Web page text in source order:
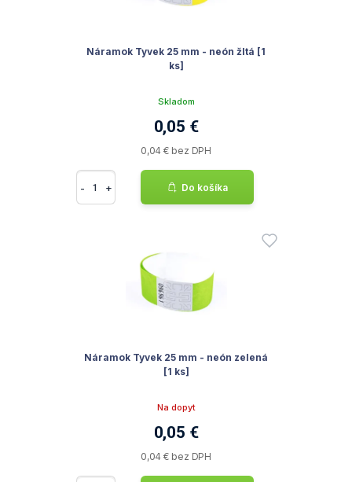
Náramok Tyvek 25 mm - neón žltá [1
ks]
Skladom
0,05 €
0,04 € bez DPH
- + Do košíka
Náramok Tyvek 25 mm - neón zelená
[1 ks]
Na dopyt
0,05 €
0,04 € bez DPH